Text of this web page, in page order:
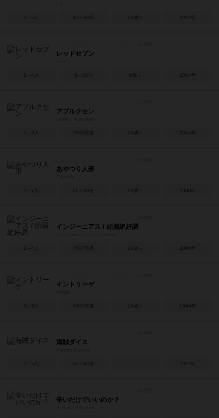
2～5人 45～60分 13歳～ 2012年
レッドセブン
2～4人 5～30分 9歳～ 2014年
アブルクセン
2～5人 20分前後 10歳～ 2014年
あやつり人形
2～7人 20～60分 10歳～ 2000年
インジーニアス / 頭脳絶好調
2～4人 45分前後 10歳～ 2004年
イントリーゲ
3～5人 45分前後 14歳～ 1994年
海賊ダイス
2～5人 30～40分 2012年
辛いだけでいいのか？